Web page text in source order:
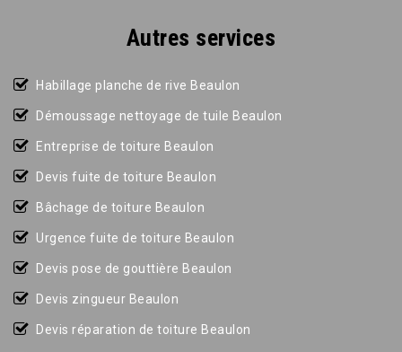
Autres services
Habillage planche de rive Beaulon
Démoussage nettoyage de tuile Beaulon
Entreprise de toiture Beaulon
Devis fuite de toiture Beaulon
Bâchage de toiture Beaulon
Urgence fuite de toiture Beaulon
Devis pose de gouttière Beaulon
Devis zingueur Beaulon
Devis réparation de toiture Beaulon